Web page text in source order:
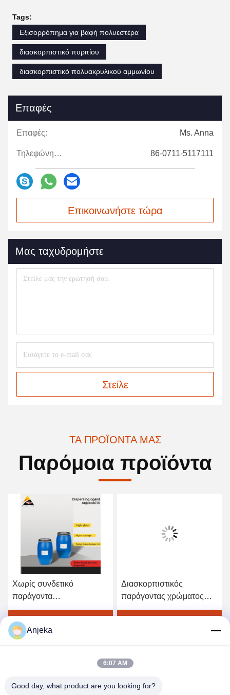
Tags:
Εξισορρόπημα για βαφή πολυεστέρα
διασκορπιστικό πυριτίου
διασκορπιστικό πολυακρυλικού αμμωνίου
Επαφές
Επαφές: Ms. Anna
Τηλεφώνημα: 86-0711-5117111
Επικοινωνήστε τώρα
Μας ταχυδρομήστε
Στείλε
ΤΑ ΠΡΟΪΌΝΤΑ ΜΑΣ
Παρόμοια προϊόντα
Χωρίς συνδετικό
παράγοντα
διασκορπισμού
πολυακρυλικού χρώματος
Βρείτε την καλύτερη τιμή
Διασκορπιστικός
παράγοντας χρώματος
που μεταφέρεται στο νερό
Anjeka
6:07 AM
Good day, what product are you looking for?